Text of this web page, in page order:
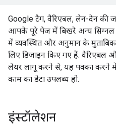
Google टैग, वैरिएबल, लेन-देन की
आपके पूरे पेज में बिखरे अन्य सिग्नल
में व्यवस्थित और अनुमान के
लिए डिज़ाइन किए गए हैं. वैरिएबल
लेयर लागू करने से, यह पक्का करने
काम का डेटा उपलब्ध हो.
इंस्टॉलेशन